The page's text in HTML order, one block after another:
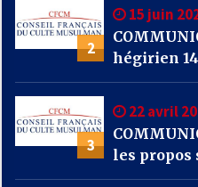
par la
aux
pays.
2
15 juin
hégirien 1448 débute
2026
3
22 avril
les propos
RN Julien